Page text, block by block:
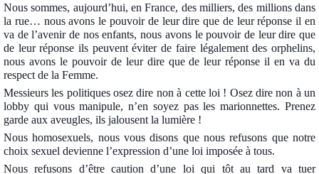
Nous sommes, aujourd’hui, en France, des milliers, des millions dans
la rue… nous avons le pouvoir de leur dire que de leur réponse il en
va de l’avenir de nos enfants, nous avons le pouvoir de leur dire que
de leur réponse ils peuvent éviter de faire légalement des orphelins,
nous avons le pouvoir de leur dire que de leur réponseil en va du
respect de la Femme.
Messieurs les politiques osez dire non à cette loi ! Osez dire non à un
lobby qui vous manipule, n’en soyez pas les marionnettes. Prenez
garde aux aveugles, ils jalousent la lumière !
Nous homosexuels, nous vous disons que nous refusons que notre
choix sexuel devienne l’expression d’une loi imposée à tous.
Nous refusons d’être caution d’une loi qui tôt au tard va tuer